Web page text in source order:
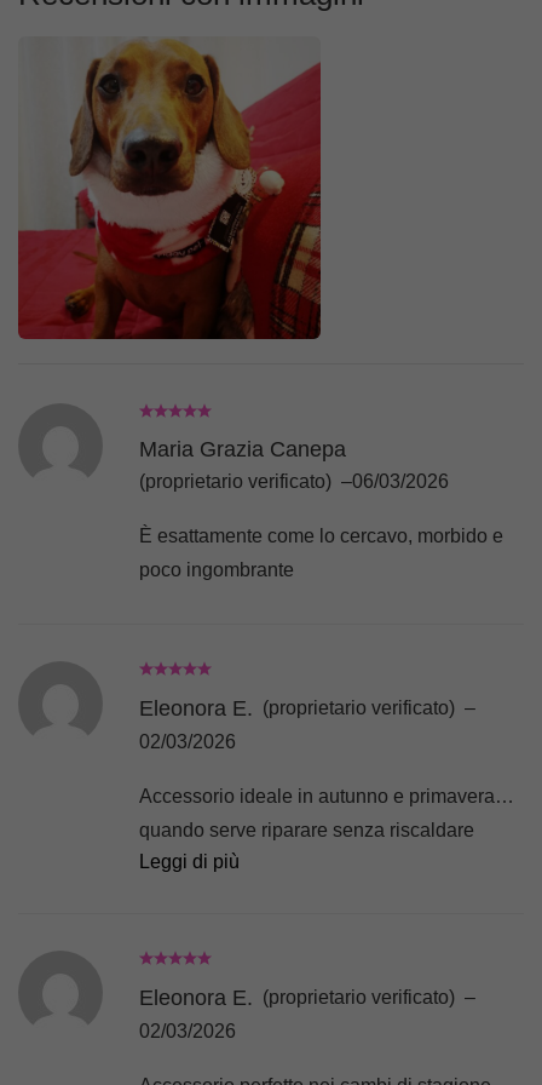
Maria Grazia Canepa
(proprietario verificato) –06/03/2026
È esattamente come lo cercavo, morbido e
poco ingombrante
Eleonora E. (proprietario verificato) –
02/03/2026
Accessorio ideale in autunno e primavera…
quando serve riparare senza riscaldare
troppo….idea davvero super!!!
Leggi di più
Eleonora E. (proprietario verificato) –
02/03/2026